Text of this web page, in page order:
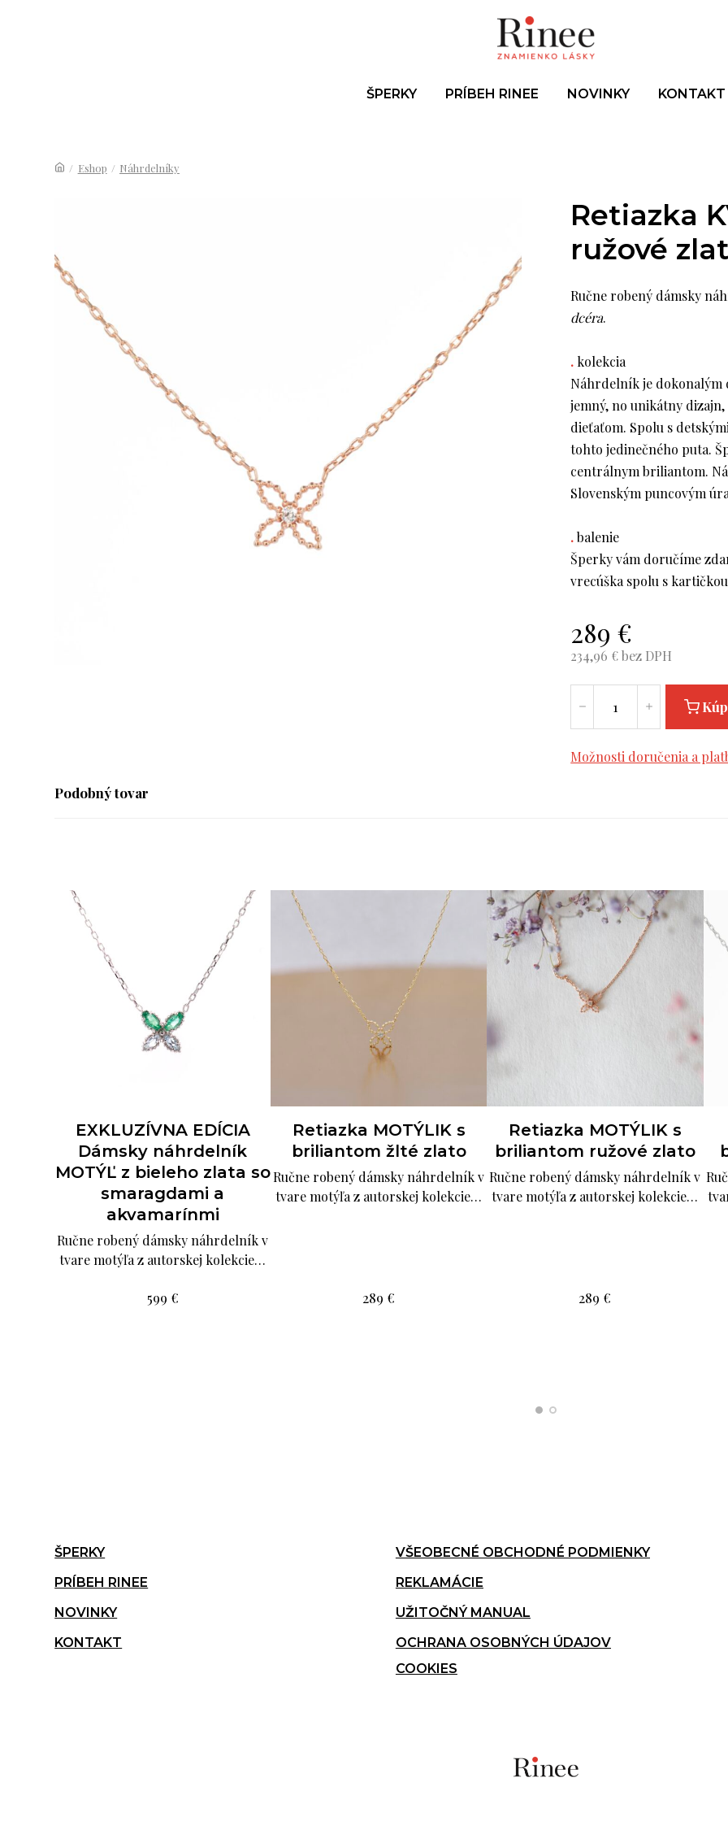
ŠPERKY PRÍBEH RINEE NOVINKY KONTAKT
/ Eshop / Náhrdelníky
Retiazka
ružové
Ručne robený dámsky
dcéra.
. kolekcia
Náhrdelník je dokonalým
jemný, no unikátny
dieťaťom. Spolu s
tohto jedinečného puta.
centrálnym briliantom.
Slovenským puncovým
.balenie
Šperky vám doručíme
vrecúška spolu s
289 €
234,96 € bez DPH
Možnosti doručenia a
Podobný tovar
EXKLUZÍVNA EDÍCIA
Dámsky náhrdelník
MOTÝĽ z bieleho zlata so
smaragdami a
akvamarínmi
Ručne robený dámsky náhrdelník v
tvare motýľa z autorskej kolekcie…
599 €
Retiazka MOTÝLIK s
briliantom žlté zlato
Ručne robený dámsky náhrdelník v
tvare motýľa z autorskej kolekcie…
289 €
Retiazka MOTÝLIK s
briliantom ružové zlato
Ručne robený dámsky náhrdelník v
tvare motýľa z autorskej kolekcie…
289 €
Retiazka KVET s
briliantom žlté zlato
Ručne robený dámsky náhrdelník v
tvare kvietka z autorskej kolekcie…
289 €
ŠPERKY
PRÍBEH RINEE
NOVINKY
KONTAKT
VŠEOBECNÉ OBCHODNÉ PODMIENKY
REKLAMÁCIE
UŽITOČNÝ MANUAL
OCHRANA OSOBNÝCH ÚDAJOV
COOKIES